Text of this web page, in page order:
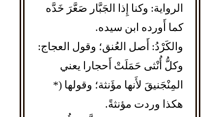
الرواية: وكنا إِذا الجَبَّار صَعَّرَ خَدَّه
كما أَورده ابن سيده.
والكَرْدُ: أَصل العُنق؛ وقول العجاج:
وكلُّ أُنْثى حَمَلَتْ أَحجارا يعني
المِنْجَنيقَ لأَنها مؤَنثة؛ وقولها (*
هكذا وردت مؤنثةً.